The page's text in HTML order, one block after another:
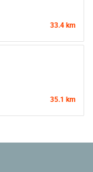
33.4 km
35.1 km